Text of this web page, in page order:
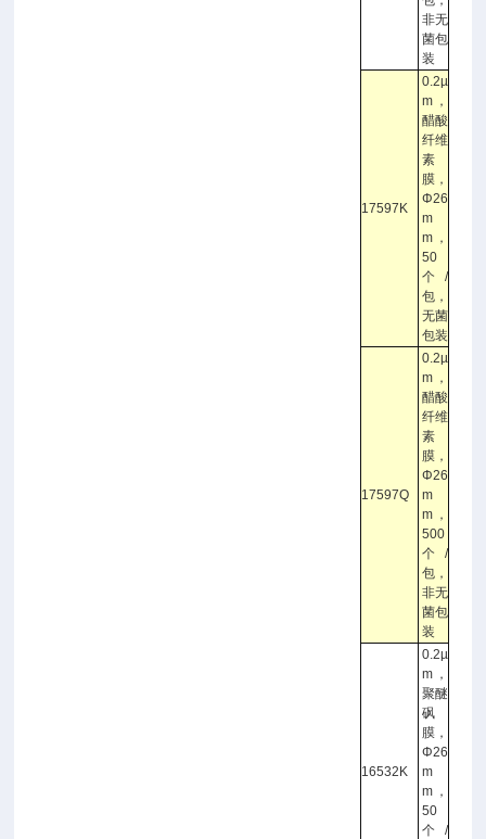
非无
菌包
装
17597K
0.2µ
m，
醋酸
纤维
素
膜，
Φ26
m
m，
50
个/
包，
无菌
包装
17597Q
0.2µ
m，
醋酸
纤维
素
膜，
Φ26
m
m，
500
个/
包，
非无
菌包
装
16532K
0.2µ
m，
聚醚
砜
膜，
Φ26
m
m，
50
个/